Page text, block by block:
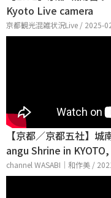
Kyoto Live camera
京都観光混雑状況Live / 2025-
【京都／京都五社】
angu Shrine in
channel WASABI｜和作美 /